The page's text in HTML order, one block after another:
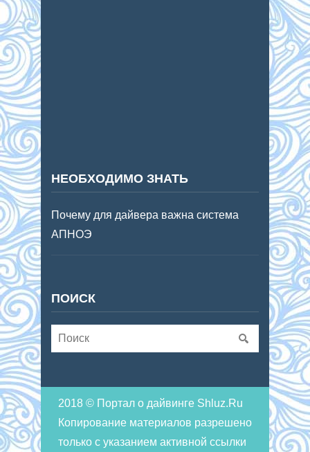
НЕОБХОДИМО ЗНАТЬ
Почему для дайвера важна система
АПНОЭ
ПОИСК
2018 © Портал о дайвинге Shluz.Ru
Копирование материалов разрешено
только с указанием активной ссылки